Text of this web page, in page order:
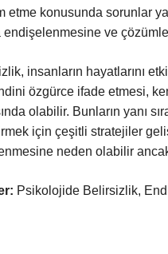
etme konusunda sorunlar
endişelenmesine ve
insanların hayatlarını
özgürce ifade etmesi,
olabilir. Bunların yanı
için çeşitli stratejiler
neden olabilir
Psikolojide Belirsizlik,